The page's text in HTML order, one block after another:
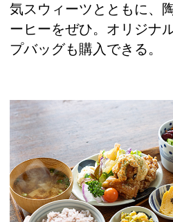
気スウィーツとともに、
ーヒーをぜひ。オリジナ
プバッグも購入できる。